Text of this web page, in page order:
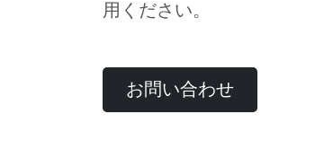
用ください。
お問い合わせ